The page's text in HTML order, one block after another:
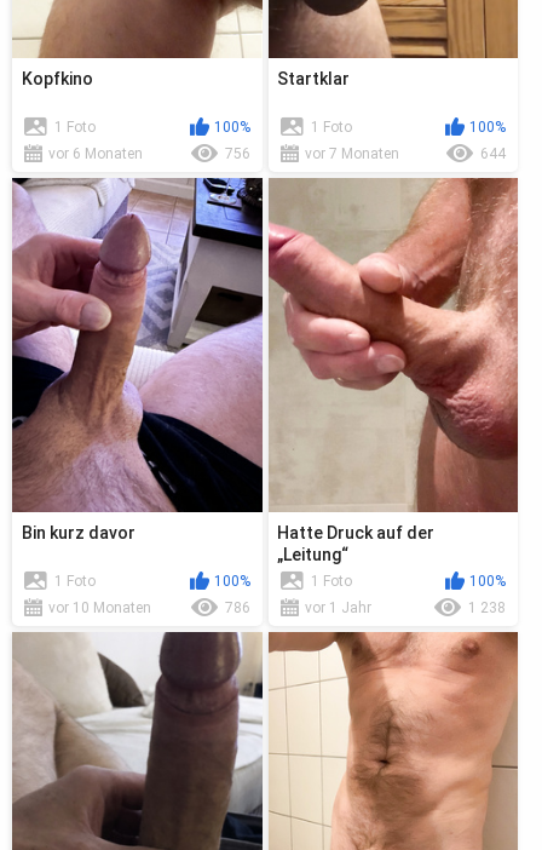
Kopfkino
1 Foto
100%
vor 6 Monaten
756
Startklar
1 Foto
100%
vor 7 Monaten
644
Bin kurz davor
1 Foto
100%
vor 10 Monaten
786
Hatte Druck auf der
„Leitung“
1 Foto
100%
vor 1 Jahr
1 238